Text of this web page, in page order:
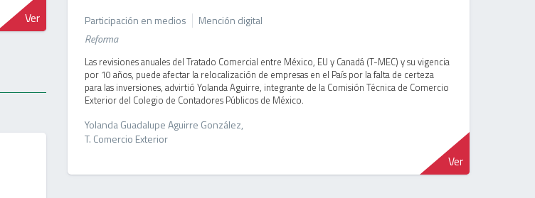
Ver Participación en medios
Mención digital
Reforma
Las revisiones anuales del Tratado Comercial entre México, EU y Canadá (T-MEC) y su vigencia
por 10 años, puede afectar la relocalización de empresas en el País por la falta de certeza
para las inversiones, advirtió Yolanda Aguirre, integrante de la Comisión Técnica de Comercio
Exterior del Colegio de Contadores Públicos de México.
Yolanda Guadalupe Aguirre González,
T. Comercio Exterior
Ver